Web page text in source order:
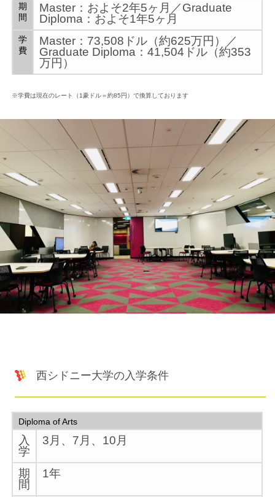
期
間
Master：およそ2年5ヶ月／Graduate
Diploma：およそ1年5ヶ月
学
費
Master：73,508ドル（約625万円）／
Graduate Diploma：41,504ドル（約353
万円）
※学費は現在のレート（1豪ドル＝約85円）で換算しております
西シドニー大学の入学条件
Diploma of Arts
入
学
3月、7月、10月
期
間
1年